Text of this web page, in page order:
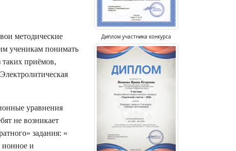
методические
ученикам понимать
таких приёмов,
уравнения
не возникает
задания: «
ионное и
Диплом участника конкурса